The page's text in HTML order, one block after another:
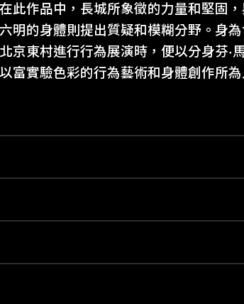
此作品中，長城所象徵的力量和堅固
明的身體則提出質疑和模糊分野。身
京東村進行行為展演時，便以分身芬·
富實驗色彩的行為藝術和身體創作所為